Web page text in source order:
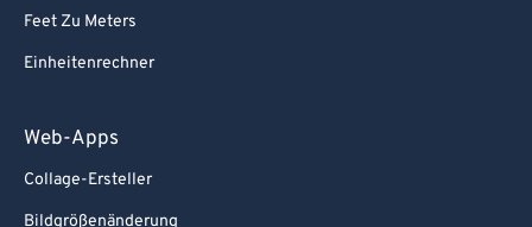
Feet Zu Meters
Einheitenrechner
Web-Apps
Collage-Ersteller
Bildgrößenänderung